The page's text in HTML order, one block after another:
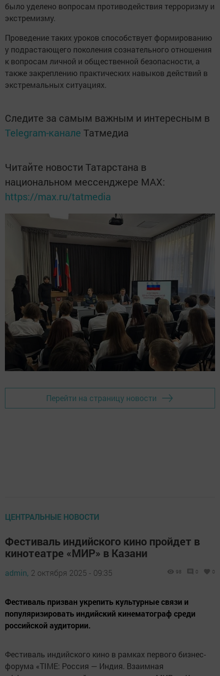
было уделено вопросам противодействия терроризму и
экстремизму.
Проведение таких уроков способствует формированию
у подрастающего поколения сознательного отношения
к вопросам личной и общественной безопасности, а
также закреплению практических навыков действий в
экстремальных ситуациях.
Следите за самым важным и интересным в
Telegram-канале Татмедиа
Читайте новости Татарстана в
национальном мессенджере MАХ:
https://max.ru/tatmedia
Перейти на страницу новости
ЦЕНТРАЛЬНЫЕ НОВОСТИ
Фестиваль индийского кино пройдет в
кинотеатре «МИР» в Казани
admin, 2 октября 2025 - 09:35 98 0 0
Фестиваль призван укрепить культурные связи и
популяризировать индийский кинематограф среди
российской аудитории.
Фестиваль индийского кино в рамках первого бизнес-
форума «TIME: Россия — Индия. Взаимная